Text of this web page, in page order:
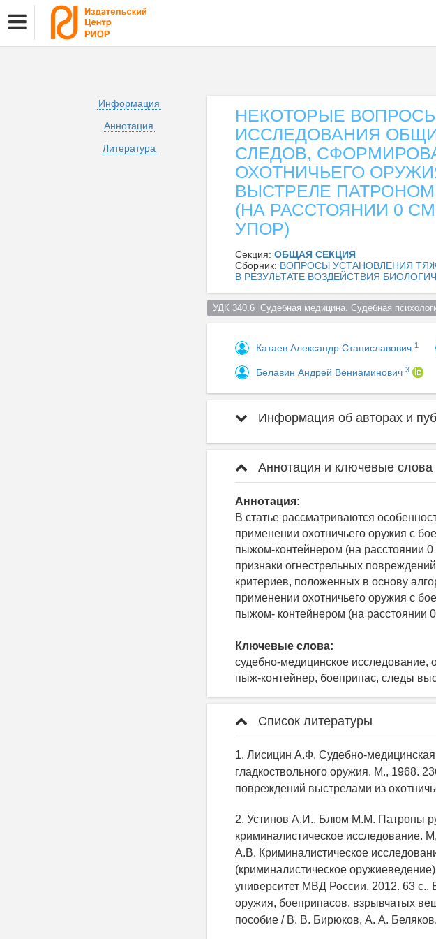
Информация
Аннотация
Литература
НЕКОТОРЫЕ
ИССЛЕДОВАНИЯ
СЛЕДОВ,
ОХОТНИЧЬЕГО
ВЫСТРЕЛЕ
(НА РАССТОЯНИИ 0
УПОР)
Секция: ОБЩАЯ СЕКЦИЯ
Сборник: ВОПРОСЫ УСТАНОВЛЕНИЯ
В РЕЗУЛЬТАТЕ ВОЗДЕЙСТВИЯ
УДК 340.6  Судебная медицина. Судебная
Катаев Александр Станиславович 1
Белавин Андрей Вениаминович 3
Информация об авторах и
Аннотация и ключевые слова
Аннотация:
В статье рассматриваются
применении охотничьего оружия с
пыжом-контейнером (на расстоянии
признаки огнестрельных
критериев, положенных в основу
применении охотничьего оружия с
пыжом- контейнером (на расстоянии
Ключевые слова:
судебно-медицинское исследование,
пыж-контейнер, боеприпас, следы
Список литературы
1. Лисицин А.Ф. Судебно-медицинская
гладкоствольного оружия. М., 1968.
повреждений выстрелами из
2. Устинов А.И., Блюм М.М. Патроны
криминалистическое
А.В. Криминалистическое
(криминалистическое
университет МВД России, 2012. 63
оружия, боеприпасов, взрывчатых
пособие / В. В. Бирюков, А. А.